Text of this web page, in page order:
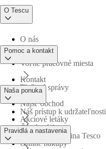
O Tescu
O nás
Voľné pracovné miesta
Tlačové správy
Náš prístup k udržateľnosti
Obchodná skupina Tesco
Pomoc a kontakt
Kontakt
Nájsť obchod
Časté otázky
Naša ponuka
Akciové letáky
Online nákupy
Pravidlá a nastavenia